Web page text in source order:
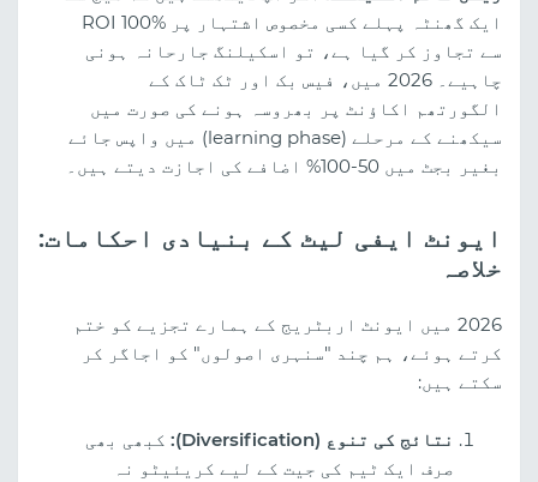
ایک گھنٹہ پہلے کسی مخصوص اشتہار پر ROI 100%
سے تجاوز کر گیا ہے، تو اسکیلنگ جارحانہ ہونی
چاہیے۔ 2026 میں، فیس بک اور ٹک ٹاک کے
الگورتھم اکاؤنٹ پر بھروسہ ہونے کی صورت میں
سیکھنے کے مرحلے (learning phase) میں واپس جائے
بغیر بجٹ میں 50-100% اضافے کی اجازت دیتے ہیں۔
ایونٹ ایفی لیٹ کے بنیادی احکامات:
خلاصہ
2026 میں ایونٹ اربٹریج کے ہمارے تجزیے کو ختم
کرتے ہوئے، ہم چند "سنہری اصولوں" کو اجاگر کر
سکتے ہیں:
نتائج کی تنوع (Diversification):
کبھی بھی
صرف ایک ٹیم کی جیت کے لیے کریئیٹو نہ